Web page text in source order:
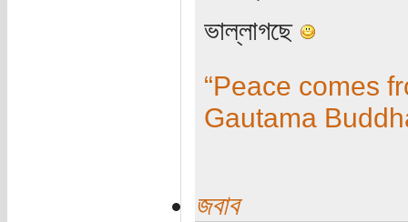
ভাল্লাগছে
“Peace comes
Gautama
জবাব